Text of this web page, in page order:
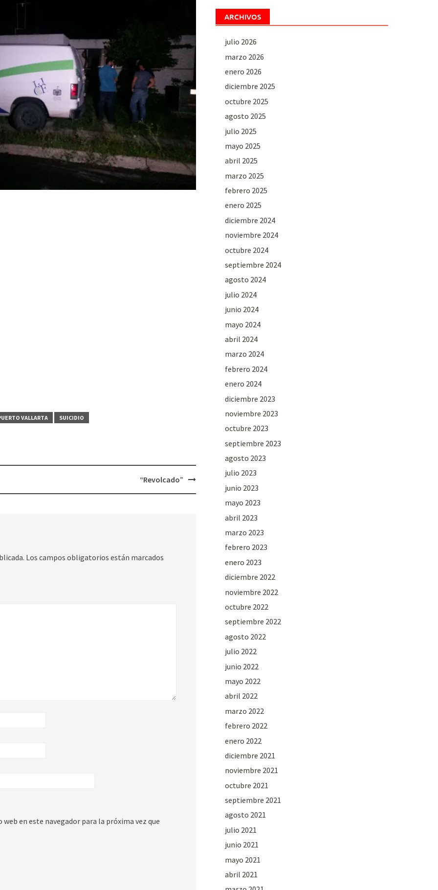
VALLARTA SUICIDIO
“Revolcado”
Los campos obligatorios están marcados
en este navegador para la próxima vez que
ARCHIVOS
julio 2026
marzo 2026
enero 2026
diciembre 2025
octubre 2025
agosto 2025
julio 2025
mayo 2025
abril 2025
marzo 2025
febrero 2025
enero 2025
diciembre 2024
noviembre 2024
octubre 2024
septiembre 2024
agosto 2024
julio 2024
junio 2024
mayo 2024
abril 2024
marzo 2024
febrero 2024
enero 2024
diciembre 2023
noviembre 2023
octubre 2023
septiembre 2023
agosto 2023
julio 2023
junio 2023
mayo 2023
abril 2023
marzo 2023
febrero 2023
enero 2023
diciembre 2022
noviembre 2022
octubre 2022
septiembre 2022
agosto 2022
julio 2022
junio 2022
mayo 2022
abril 2022
marzo 2022
febrero 2022
enero 2022
diciembre 2021
noviembre 2021
octubre 2021
septiembre 2021
agosto 2021
julio 2021
junio 2021
mayo 2021
abril 2021